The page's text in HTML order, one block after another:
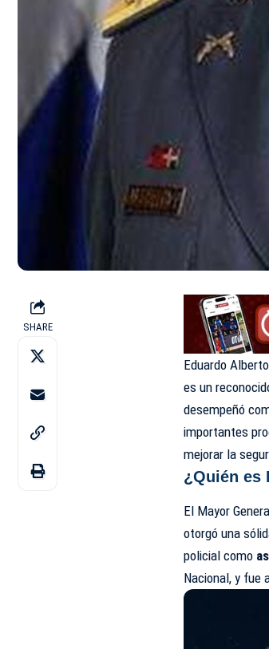
SHARE
Eduardo
es un
desempeñó
importantes
mejorar la
¿Quién es
El Mayor
otorgó una
policial como
Nacional, y fue